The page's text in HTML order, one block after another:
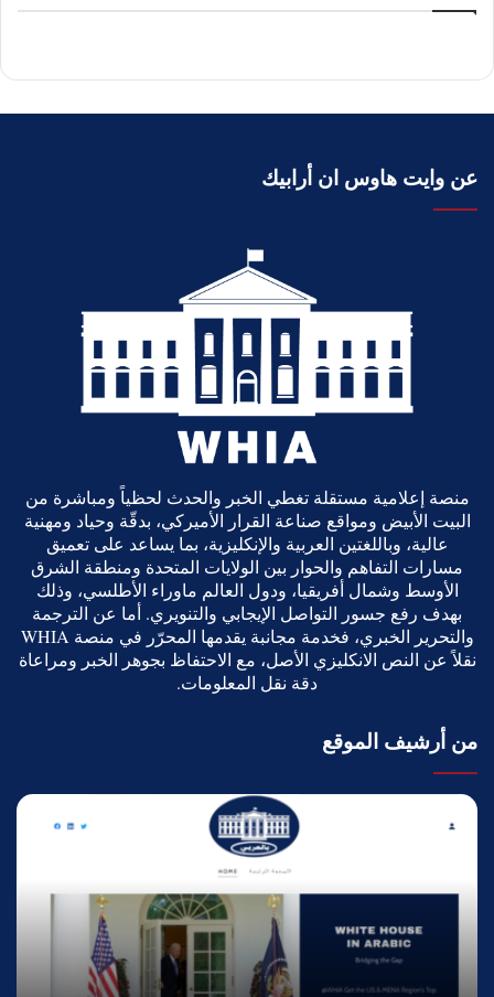
عن وايت هاوس ان أرابيك
منصة إعلامية مستقلة تغطي الخبر والحدث لحظياً ومباشرة من
البيت الأبيض ومواقع صناعة القرار الأميركي، بدقّة وحياد ومهنية
عالية، وباللغتين العربية والإنكليزية، بما يساعد على تعميق
مسارات التفاهم والحوار بين الولايات المتحدة ومنطقة الشرق
الأوسط وشمال أفريقيا، ودول العالم ماوراء الأطلسي، وذلك
بهدف رفع جسور التواصل الإيجابي والتنويري. أما عن الترجمة
والتحرير الخبري، فخدمة مجانبة يقدمها المحرّر في منصة WHIA
نقلاً عن النص الانكليزي الأصل، مع الاحتفاظ بجوهر الخبر ومراعاة
دقة نقل المعلومات.
من أرشيف الموقع